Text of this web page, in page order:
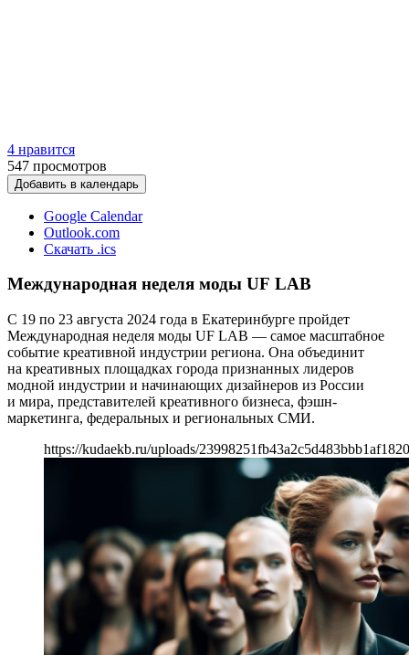
4 нравится
547 просмотров
Добавить в календарь
Google Calendar
Outlook.com
Скачать .ics
Международная неделя моды UF LAB
С 19 по 23 августа 2024 года в Екатеринбурге пройдет
Международная неделя моды UF LAB — самое масштабное
событие креативной индустрии региона. Она объединит
на креативных площадках города признанных лидеров
модной индустрии и начинающих дизайнеров из России
и мира, представителей креативного бизнеса, фэшн-
маркетинга, федеральных и региональных СМИ.
https://kudaekb.ru/uploads/